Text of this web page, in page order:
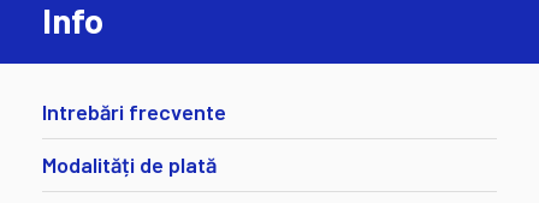
Info
Intrebări frecvente
Modalități de plată